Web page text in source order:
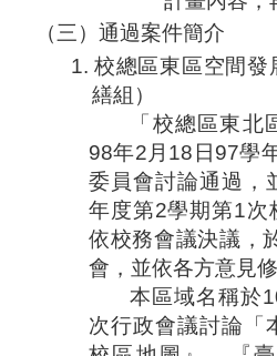
（三）通過案件簡介
1. 校總區東區空間發
繕組）
「校總區東
98年2 月 18 日 97學
委員會討論通過，
年度第2學期第1次
依校務會議決議，
會，並依各方意見修
本區域名稱於
次行政會議討論「